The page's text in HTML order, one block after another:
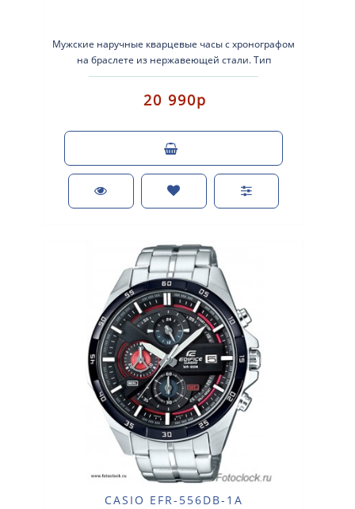
Мужские наручные кварцевые часы с хронографом
на браслете из нержавеющей стали. Тип
механизма: кварцевые. Корпус: нержавеющая
стал..
20 990р
CASIO EFR-556DB-1A